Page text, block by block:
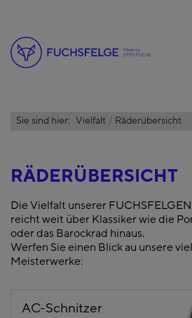
Sie sind hier: Vielfalt Räderübersicht
RÄDERÜBERSICHT
Die Vielfalt unserer
reicht weit über Klassiker wie die
oder das Barockrad hinaus.
Werfen Sie einen Blick au unsere
Meisterwerke:
AC-Schnitzer